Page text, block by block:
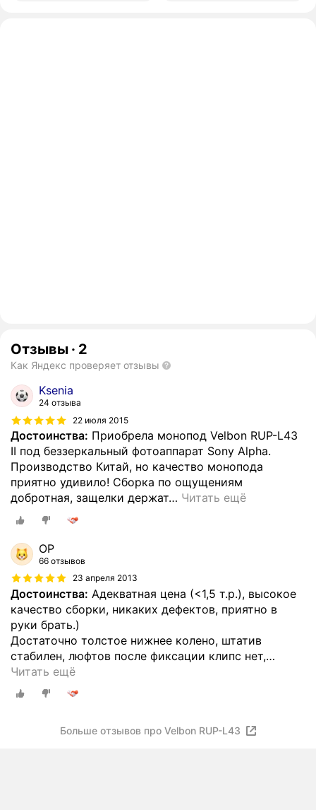
Отзывы · 2
Как Яндекс проверяет отзывы
Ksenia
24 отзыва
22 июля 2015
Достоинства: Приобрела монопод Velbon RUP-L43
II под беззеркальный фотоаппарат Sony Alpha.
Производство Китай, но качество монопода
приятно удивило! Сборка по ощущениям
добротная, защелки держат… Читать ещё
ОР
66 отзывов
23 апреля 2013
Достоинства: Адекватная цена (<1,5 т.р.), высокое
качество сборки, никаких дефектов, приятно в
руки брать.)
Достаточно толстое нижнее колено, штатив
стабилен, люфтов после фиксации клипс нет,…
Читать ещё
Больше отзывов про Velbon RUP-L43